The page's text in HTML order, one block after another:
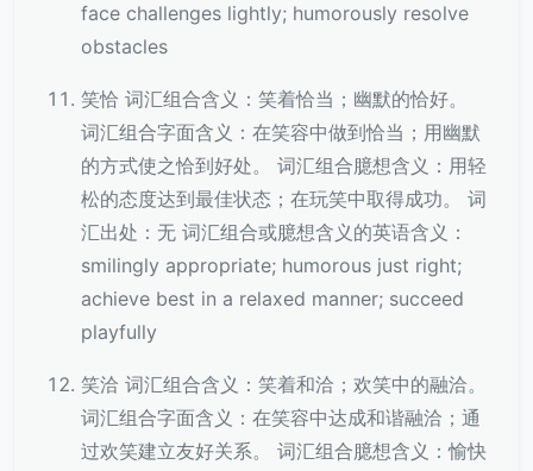
face challenges lightly; humorously resolve
obstacles
笑恰 词汇组合含义：笑着恰当；幽默的恰好。
词汇组合字面含义：在笑容中做到恰当；用幽默
的方式使之恰到好处。 词汇组合臆想含义：用轻
松的态度达到最佳状态；在玩笑中取得成功。 词
汇出处：无 词汇组合或臆想含义的英语含义：
smilingly appropriate; humorous just right;
achieve best in a relaxed manner; succeed
playfully
笑洽 词汇组合含义：笑着和洽；欢笑中的融洽。
词汇组合字面含义：在笑容中达成和谐融洽；通
过欢笑建立友好关系。 词汇组合臆想含义：愉快